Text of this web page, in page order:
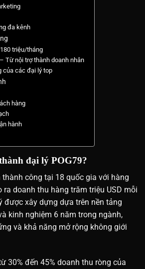
đa kênh
triệu/tháng
Từ nội trợ thành doanh nhân
của các đại lý top
hàng
hành
đại lý POG79?
thành công tại 18 quốc gia với hàng
ra doanh thu hàng trăm triệu USD mỗi
được xây dựng dựa trên nền tảng
kinh nghiệm 6 năm trong ngành,
và khả năng mở rộng không giới
30% đến 45% doanh thu ròng của